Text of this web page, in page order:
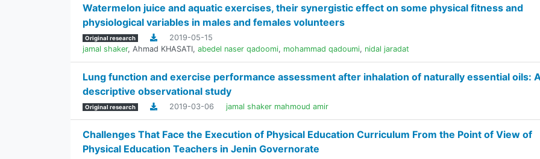
Watermelon juice and aquatic exercises, their synergistic effect on some physical fitness and
physiological variables in males and females volunteers
Original research
2019-05-15
jamal shaker, Ahmad KHASATI, abedel naser qadoomi, mohammad qadoumi, nidal jaradat
Lung function and exercise performance assessment after inhalation of naturally essential oils:
descriptive observational study
Original research 2019-03-06 jamal shaker mahmoud amir
Challenges That Face the Execution of Physical Education Curriculum From the Point of View of
Physical Education Teachers in Jenin Governorate